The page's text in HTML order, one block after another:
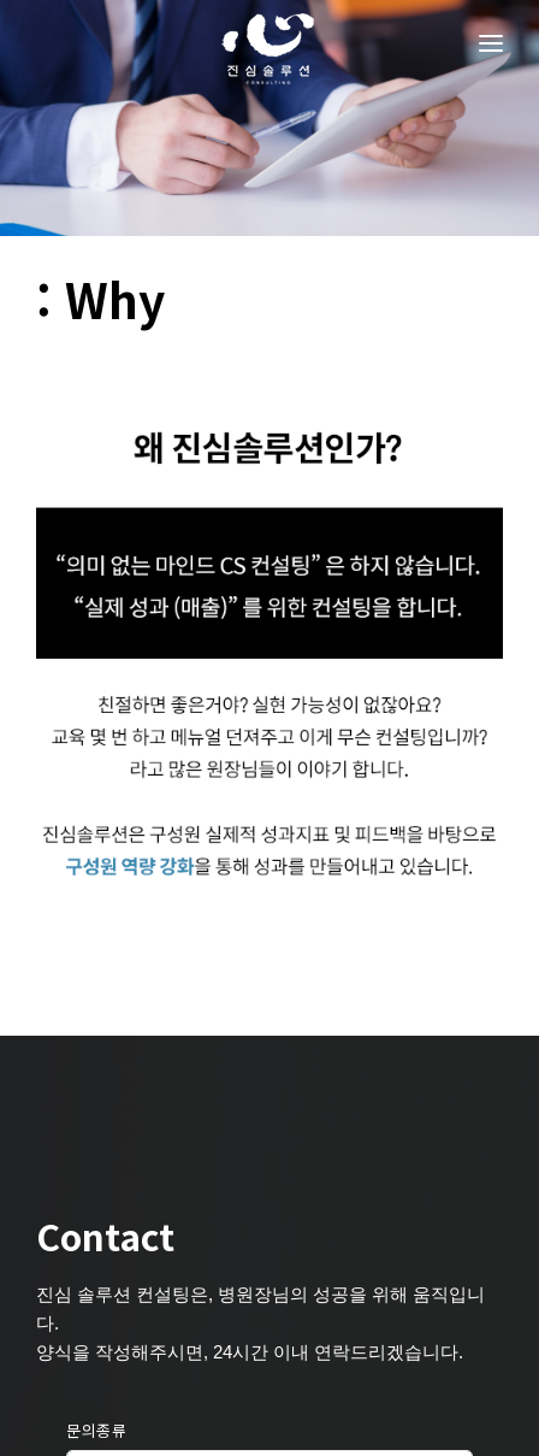
OVERVIEW
RESULT
MANAGEMENT
RECRUIT
: Why
Contact
진심 솔루션 컨설팅은, 병원장님의 성공을 위해 움직입니
다.
양식을 작성해주시면, 24시간 이내 연락드리겠습니다.
문의종류